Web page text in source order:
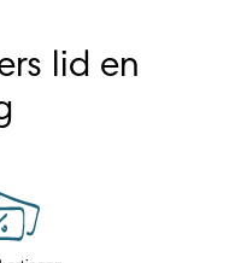
lid en